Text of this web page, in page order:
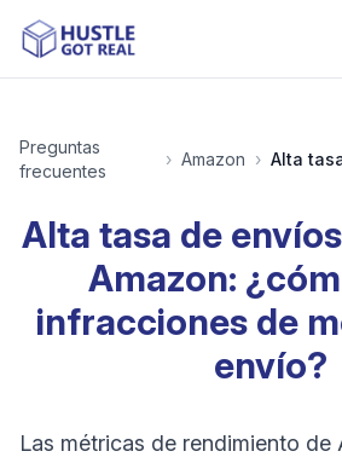
Preguntas
frecuentes
› Amazon ›
Alta tasa de
Amazon:
infracciones de
envío?
Las métricas de rendimiento de